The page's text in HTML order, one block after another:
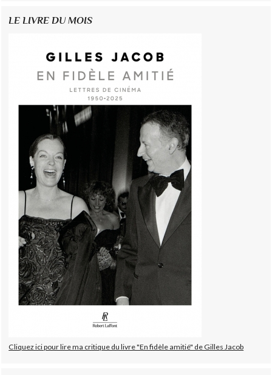
LE LIVRE DU MOIS
Cliquez ici pour lire ma critique du livre "En fidèle amitié" de Gilles Jacob